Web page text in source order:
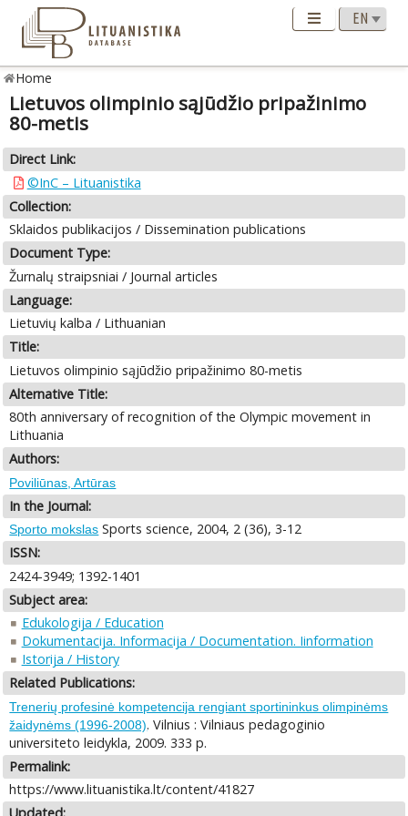
Home
Lietuvos olimpinio sąjūdžio pripažinimo
80-metis
Direct Link:
©InC – Lituanistika
Collection:
Sklaidos publikacijos / Dissemination publications
Document Type:
Žurnalų straipsniai / Journal articles
Language:
Lietuvių kalba / Lithuanian
Title:
Lietuvos olimpinio sąjūdžio pripažinimo 80-metis
Alternative Title:
80th anniversary of recognition of the Olympic movement in
Lithuania
Authors:
Poviliūnas, Artūras
In the Journal:
Sporto mokslas Sports science, 2004, 2 (36), 3-12
ISSN:
2424-3949; 1392-1401
Subject area:
Edukologija / Education
Dokumentacija. Informacija / Documentation. Iinformation
Istorija / History
Related Publications:
Trenerių profesinė kompetencija rengiant sportininkus olimpinėms
žaidynėms (1996-2008). Vilnius : Vilniaus pedagoginio
universiteto leidykla, 2009. 333 p.
Permalink:
https://www.lituanistika.lt/content/41827